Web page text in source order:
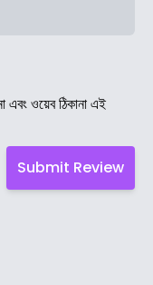
এবং ওয়েব ঠিকানা এই